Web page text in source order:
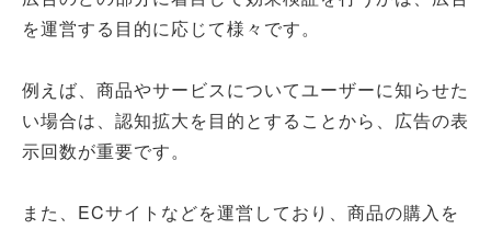
を運営する目的に応じて様々です。
例えば、商品やサービスについてユーザーに知らせた
い場合は、認知拡大を目的とすることから、広告の表
示回数が重要です。
また、ECサイトなどを運営しており、商品の購入を